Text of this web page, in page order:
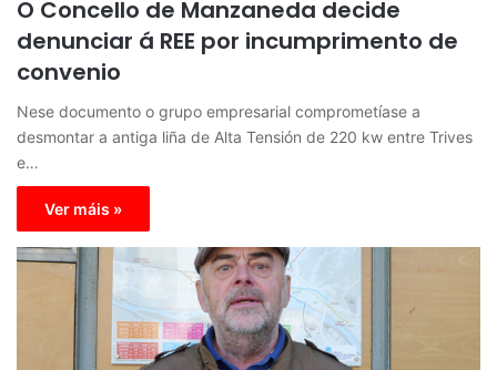
O Concello de Manzaneda decide
denunciar á REE por incumprimento de
convenio
Nese documento o grupo empresarial comprometíase a
desmontar a antiga liña de Alta Tensión de 220 kw entre Trives
e…
Ver máis »